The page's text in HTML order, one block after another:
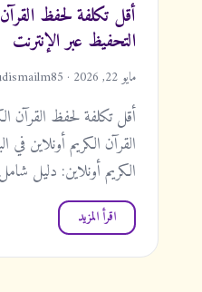
أقل تكلفة لحفظ
التحفيظ عبر الإنترنت
مايو 22, 2026 · mahmoudismailm85
أقل تكلفة لحفظ القرآن
القرآن الكريم أونلاين في
الكريم أونلاين: دليل
اقرأ المزيد